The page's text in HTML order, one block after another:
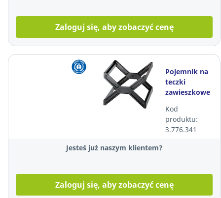
Zaloguj się, aby zobaczyć cenę
Pojemnik na
teczki
zawieszkowe
Carry Plus
Kod
produktu:
3.776.341
Jesteś już naszym klientem?
Zaloguj się, aby zobaczyć cenę